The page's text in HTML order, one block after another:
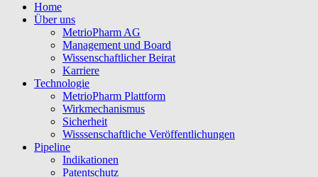
Home
Über uns
MetrioPharm AG
Management und Board
Wissenschaftlicher Beirat
Karriere
Technologie
MetrioPharm Plattform
Wirkmechanismus
Sicherheit
Wisssenschaftliche Veröffentlichungen
Pipeline
Indikationen
Patentschutz